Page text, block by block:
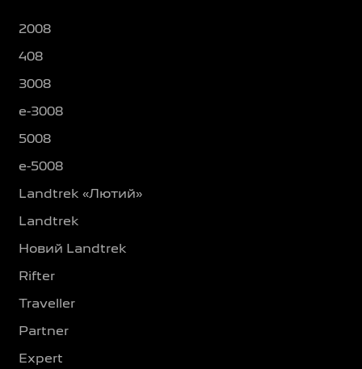
2008
408
3008
e-3008
5008
e-5008
Landtrek «Лютий»
Landtrek
Новий Landtrek
Rifter
Traveller
Partner
Expert